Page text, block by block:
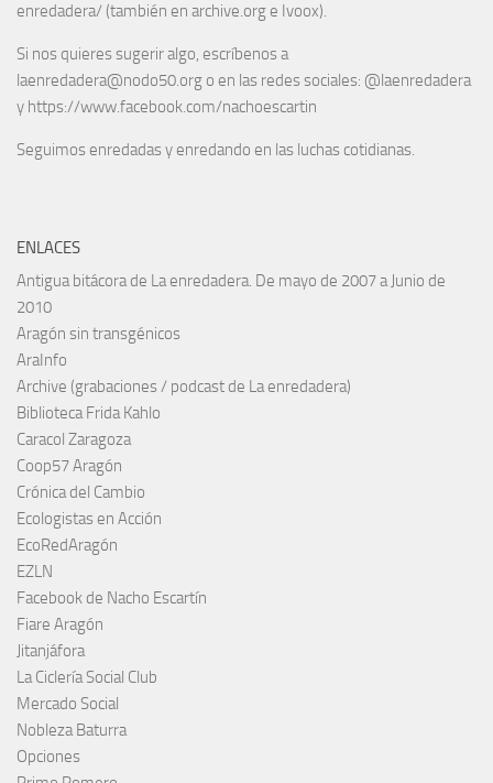
enredadera/ (también en archive.org e Ivoox).
Si nos quieres sugerir algo, escríbenos a
laenredadera@nodo50.org o en las redes sociales: @laenredadera
y https://www.facebook.com/nachoescartin
Seguimos enredadas y enredando en las luchas cotidianas.
ENLACES
Antigua bitácora de La enredadera. De mayo de 2007 a Junio de
2010
Aragón sin transgénicos
AraInfo
Archive (grabaciones / podcast de La enredadera)
Biblioteca Frida Kahlo
Caracol Zaragoza
Coop57 Aragón
Crónica del Cambio
Ecologistas en Acción
EcoRedAragón
EZLN
Facebook de Nacho Escartín
Fiare Aragón
Jitanjáfora
La Ciclería Social Club
Mercado Social
Nobleza Baturra
Opciones